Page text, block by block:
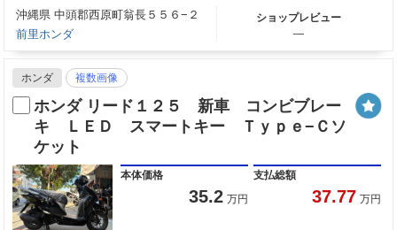
沖縄県 中頭郡西原町翁長５５６−２
前里ホンダ
ショップレビュー
―
ホンダ 複数画像
ホンダ リード１２５ 新車 コンビブレー
キ ＬＥＤ スマートキー Ｔｙｐｅ−Ｃソ
ケット
本体価格
35.2 万円
支払総額
37.77 万円